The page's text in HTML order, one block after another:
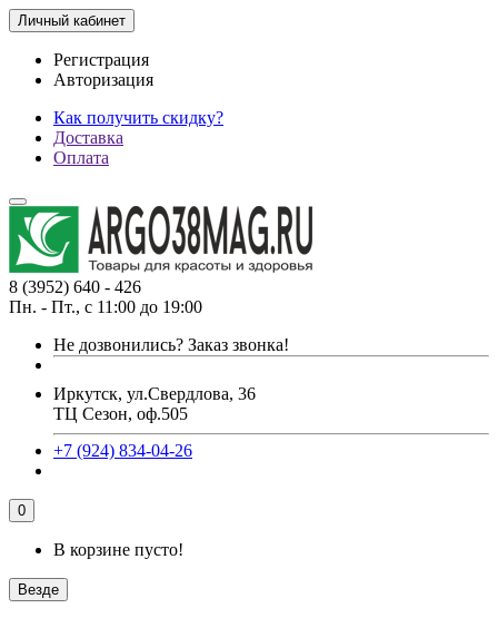
Личный кабинет
Регистрация
Авторизация
Как получить скидку?
Доставка
Оплата
8 (3952) 640 - 426
Пн. - Пт., с 11:00 до 19:00
Не дозвонились? Заказ звонка!
Иркутск, ул.Свердлова, 36
ТЦ Сезон, оф.505
+7 (924) 834-04-26
0
В корзине пусто!
Везде